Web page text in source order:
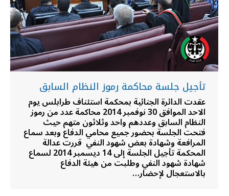
تأجيل جلسة محاكمة رموز النظام السابق
عقدت الدائرة الجنائية بمحكمة استئناف طرابلس يوم
الاحد الموافق 30 نوفمبر 2014 محاكمة عدد من رموز
النظام السابق وعددهم واحد وثلاثون متهم حيث
فتحت الجلسة بحضور جميع محامي الدفاع وبعد سماع
المرافعة وشهادة بعض شهود النفي قررت عدالة
المحكمة تأجيل الجلسة إلى 14 ديسمبر 2014 لسماع
شهادة شهود النفي وطلبت من هيئة الدفاع
بالاستعجال لإحضار…